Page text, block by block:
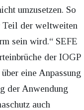
umzusetzen. So
Teil der weltweiten
sein wird.“ SEFE
der IOGP
eine Anpassung
der Anwendung
auch